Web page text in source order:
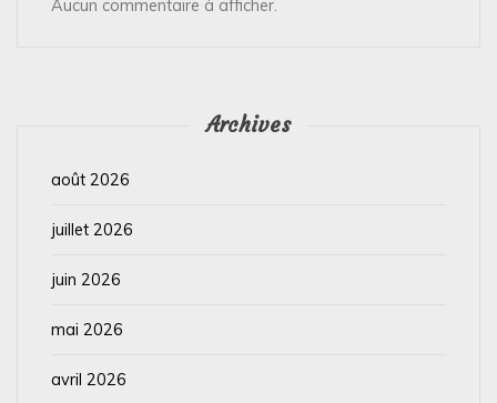
Aucun commentaire à afficher.
Archives
août 2026
juillet 2026
juin 2026
mai 2026
avril 2026